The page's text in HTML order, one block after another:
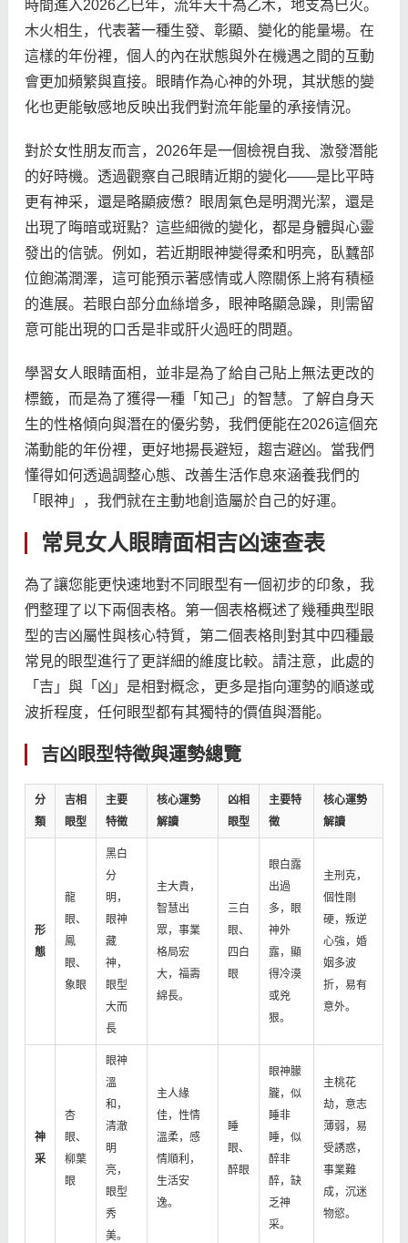
時間進入2026乙巳年，流年天干為乙木，地支為巳火。
木火相生，代表著一種生發、彰顯、變化的能量場。在
這樣的年份裡，個人的內在狀態與外在機遇之間的互動
會更加頻繁與直接。眼睛作為心神的外現，其狀態的變
化也更能敏感地反映出我們對流年能量的承接情況。
對於女性朋友而言，2026年是一個檢視自我、激發潛能
的好時機。透過觀察自己眼睛近期的變化——是比平時
更有神采，還是略顯疲憊？眼周氣色是明潤光潔，還是
出現了晦暗或斑點？這些細微的變化，都是身體與心靈
發出的信號。例如，若近期眼神變得柔和明亮，臥蠶部
位飽滿潤澤，這可能預示著感情或人際關係上將有積極
的進展。若眼白部分血絲增多，眼神略顯急躁，則需留
意可能出現的口舌是非或肝火過旺的問題。
學習女人眼睛面相，並非是為了給自己貼上無法更改的
標籤，而是為了獲得一種「知己」的智慧。了解自身天
生的性格傾向與潛在的優劣勢，我們便能在2026這個充
滿動能的年份裡，更好地揚長避短，趨吉避凶。當我們
懂得如何透過調整心態、改善生活作息來涵養我們的
「眼神」，我們就在主動地創造屬於自己的好運。
常見女人眼睛面相吉凶速查表
為了讓您能更快速地對不同眼型有一個初步的印象，我
們整理了以下兩個表格。第一個表格概述了幾種典型眼
型的吉凶屬性與核心特質，第二個表格則對其中四種最
常見的眼型進行了更詳細的維度比較。請注意，此處的
「吉」與「凶」是相對概念，更多是指向運勢的順遂或
波折程度，任何眼型都有其獨特的價值與潛能。
吉凶眼型特徵與運勢總覽
分
類
吉相
眼型
主要
特徵
核心運勢
解讀
凶相
眼型
主要特
徵
核心運勢
解讀
形
態
龍
眼、
鳳
眼、
象眼
黑白
分
明，
眼神
藏
神，
眼型
大而
長
主大貴，
智慧出
眾，事業
格局宏
大，福壽
綿長。
三白
眼、
四白
眼
眼白露
出過
多，眼
神外
露，顯
得冷漠
或兇
狠。
主刑克，
個性剛
硬，叛逆
心強，婚
姻多波
折，易有
意外。
神
采
杏
眼、
柳葉
眼
眼神
溫
和，
清澈
明
亮，
眼型
秀
美。
主人緣
佳，性情
溫柔，感
情順利，
生活安
逸。
睡
眼、
醉眼
眼神朦
朧，似
睡非
睡，似
醉非
醉，缺
乏神
采。
主桃花
劫，意志
薄弱，易
受誘惑，
事業難
成，沉迷
物慾。